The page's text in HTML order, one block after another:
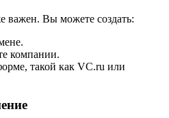
важен. Вы можете создать:
компании.
такой как VC.ru или